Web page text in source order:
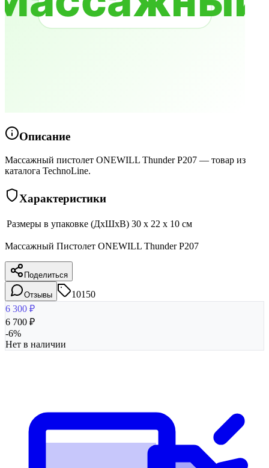
Описание
Массажный пистолет ONEWILL Thunder P207 — товар из
каталога TechnoLine.
Характеристики
Размеры в упаковке (ДхШхВ) 30 x 22 x 10 см
Массажный Пистолет ONEWILL Thunder P207
Поделиться
Отзывы
10150
6 300 ₽
6 700 ₽
-6%
Нет в наличии